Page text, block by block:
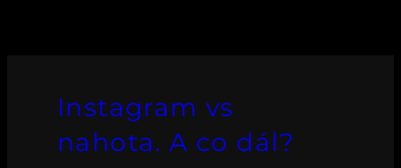
Instagram vs
nahota. A co dál?